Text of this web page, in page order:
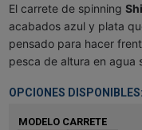
El carrete de spinning
acabados azul y plata
pensado para hacer
pesca de altura en agua
OPCIONES DISPONIBLES:
MODELO CARRETE